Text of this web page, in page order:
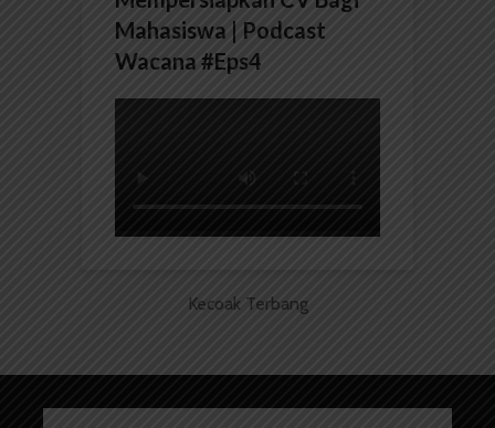
Mahasiswa | Podcast
Wacana #Eps4
Kecoak Terbang